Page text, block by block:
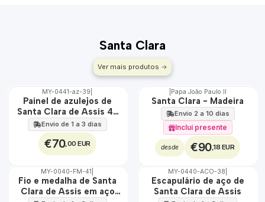
Santa Clara
Ver mais produtos
🇵🇹
100%
EXT.
MY-0441-az-39
Painel de azulejos de
Santa Clara de Assis 45
cm x 60 cm
Envio de 1 a 3 dias
€70,00 EUR
Papa João Paulo II
Santa Clara - Madeira
Envio 2 a 10 dias
Incluí presente
desde €90,18 EUR
🇵🇹
100%
ÁGUA
MY-0040-FM-41
Fio e medalha de Santa
Clara de Assis em aço
🇵🇹
100%
ÁGUA
MY-0440-ACO-38
Escapulário de aço de
Santa Clara de Assis